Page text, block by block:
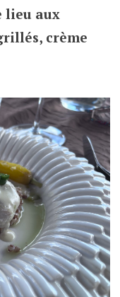
lieu aux
crème